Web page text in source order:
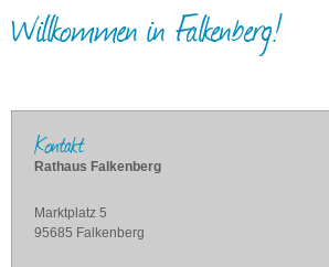
Willkommen in Falkenberg!
Kontakt
Rathaus Falkenberg
Marktplatz 5
95685 Falkenberg